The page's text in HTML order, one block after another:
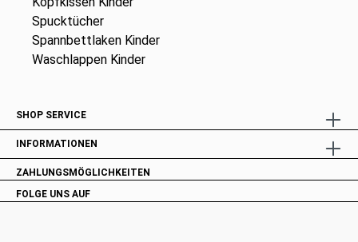
Spucktücher
Spannbettlaken Kinder
Waschlappen Kinder
SHOP SERVICE
INFORMATIONEN
ZAHLUNGSMÖGLICHKEITEN
FOLGE UNS AUF